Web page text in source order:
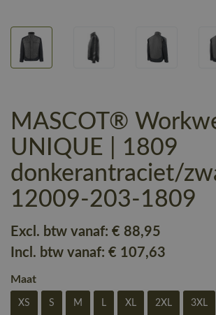
MASCOT®
UNIQUE | 1809
donkerantraciet/
12009-203-1809
Excl. btw vanaf: € 88,95
Incl. btw vanaf: € 107,63
Maat
XS S M L XL 2XL 3XL